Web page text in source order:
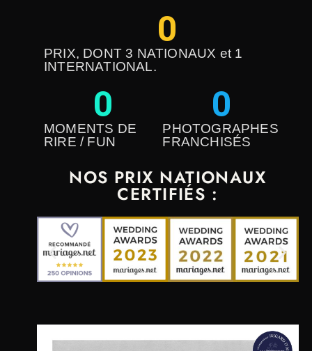
PRIX, DONT 3 NATIONAUX et 1
INTERNATIONAL.
0
MOMENTS DE
RIRE / FUN
0
PHOTOGRAPHES
FRANCHISÉS
0
NOS PRIX NATIONAUX
CERTIFIÉS :